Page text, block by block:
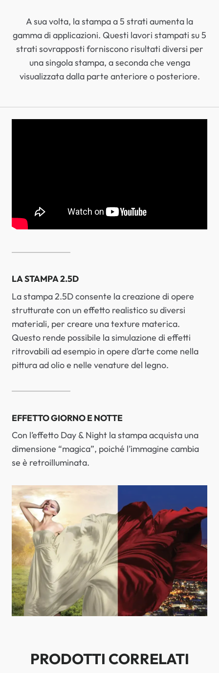
A sua volta, la stampa a 5 strati aumenta la
gamma di applicazioni. Questi lavori stampati su 5
strati sovrapposti forniscono risultati diversi per
una singola stampa, a seconda che venga
visualizzata dalla parte anteriore o posteriore.
LA STAMPA 2.5D
La stampa 2.5D consente la creazione di opere
strutturate con un effetto realistico su diversi
materiali, per creare una texture materica.
Questo rende possibile la simulazione di effetti
ritrovabili ad esempio in opere d’arte come nella
pittura ad olio e nelle venature del legno.
EFFETTO GIORNO E NOTTE
Con l’effetto Day & Night la stampa acquista una
dimensione “magica”, poiché l’immagine cambia
se è retroilluminata.
PRODOTTI CORRELATI